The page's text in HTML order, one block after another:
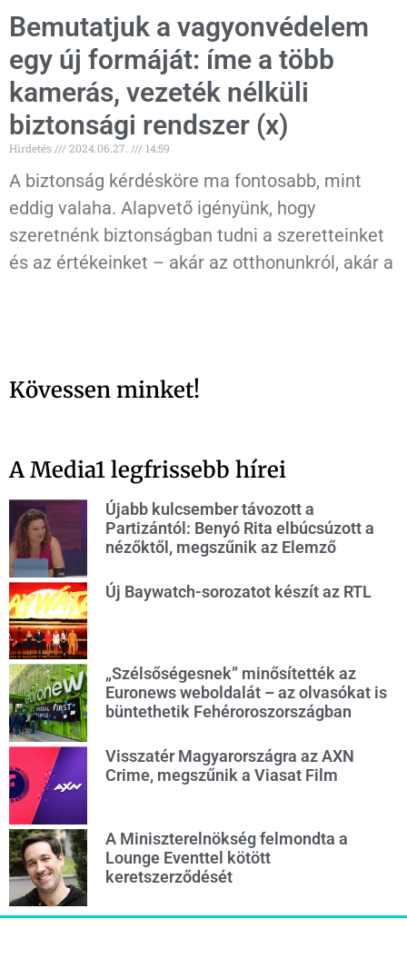
Bemutatjuk a vagyonvédelem
egy új formáját: íme a több
kamerás, vezeték nélküli
biztonsági rendszer (x)
Hirdetés 2024.06.27. 14:59
A biztonság kérdésköre ma fontosabb, mint
eddig valaha. Alapvető igényünk, hogy
szeretnénk biztonságban tudni a szeretteinket
és az értékeinket – akár az otthonunkról, akár a
Kövessen minket!
A Media1 legfrissebb hírei
Újabb kulcsember távozott a
Partizántól: Benyó Rita elbúcsúzott a
nézőktől, megszűnik az Elemző
Új Baywatch-sorozatot készít az RTL
„Szélsőségesnek” minősítették az
Euronews weboldalát – az olvasókat is
büntethetik Fehéroroszországban
Visszatér Magyarországra az AXN
Crime, megszűnik a Viasat Film
A Miniszterelnökség felmondta a
Lounge Eventtel kötött
keretszerződését